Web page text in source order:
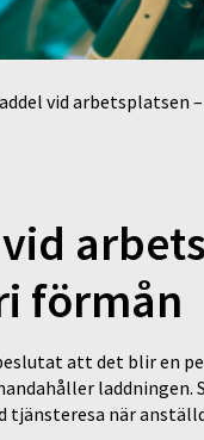
vid arbetsplatsen
förmån
att det blir en
tjänsteresa när